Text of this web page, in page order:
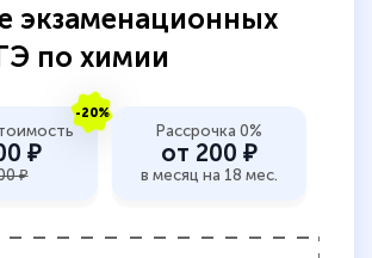
экзаменационных
по химии
-20%
₽
₽
Рассрочка 0%
от 200 ₽
в месяц на 18 мес.